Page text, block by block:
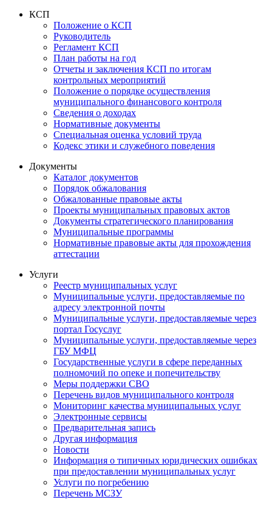
КСП
Положение о КСП
Руководитель
Регламент КСП
План работы на год
Отчеты и заключения КСП по итогам
контрольных мероприятий
Положение о порядке осуществления
муниципального финансового контроля
Сведения о доходах
Нормативные документы
Специальная оценка условий труда
Кодекс этики и служебного поведения
Документы
Каталог документов
Порядок обжалования
Обжалованные правовые акты
Проекты муниципальных правовых актов
Документы стратегического планирования
Муниципальные программы
Нормативные правовые акты для прохождения
аттестации
Услуги
Реестр муниципальных услуг
Муниципальные услуги, предоставляемые по
адресу электронной почты
Муниципальные услуги, предоставляемые через
портал Госуслуг
Муниципальные услуги, предоставляемые через
ГБУ МФЦ
Государственные услуги в сфере переданных
полномочий по опеке и попечительству
Меры поддержки СВО
Перечень видов муниципального контроля
Мониторинг качества муниципальных услуг
Электронные сервисы
Предварительная запись
Другая информация
Новости
Информация о типичных юридических ошибках
при предоставлении муниципальных услуг
Услуги по погребению
Перечень МСЗУ